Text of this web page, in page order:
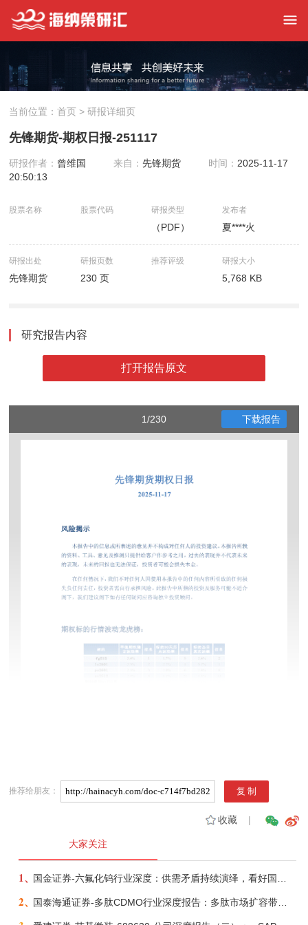
当前位置：首页 > 研报详细页
先锋期货-期权日报-251117
研报作者： 曾维国 来自：先锋期货 时间： 2025-11-17
20:50:13
股票名称 股票代码 研报类型
（PDF）
发布者
夏****火
研报出处
先锋期货
研报页数
230 页
推荐评级 研报大小
5,768 KB
研究报告内容
打开报告原文
1/230 下载报告
推荐给朋友：
收藏|
大家关注
1、
2、 国泰海通证券-多肽CDMO行业深度报告：多肽市场扩容带动CDMO产能扩建-260727